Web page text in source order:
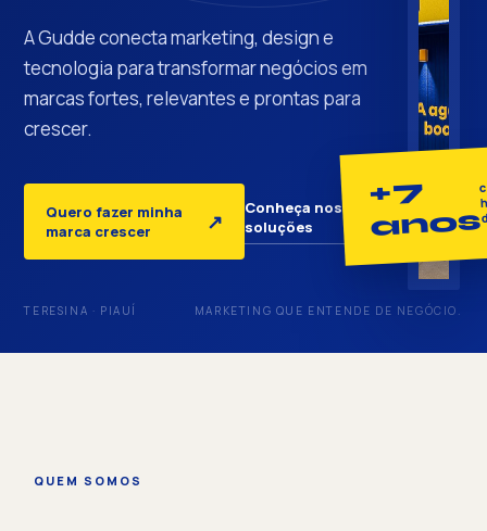
A Gudde conecta marketing, design e
tecnologia para transformar negócios em
marcas fortes, relevantes e prontas para
crescer.
Quero fazer minha
marca crescer
↗
Conheça nossas
soluções
↓
+7
anos
TERESINA · PIAUÍ MARKETING QUE ENTENDE DE NEGÓCIO.
QUEM SOMOS